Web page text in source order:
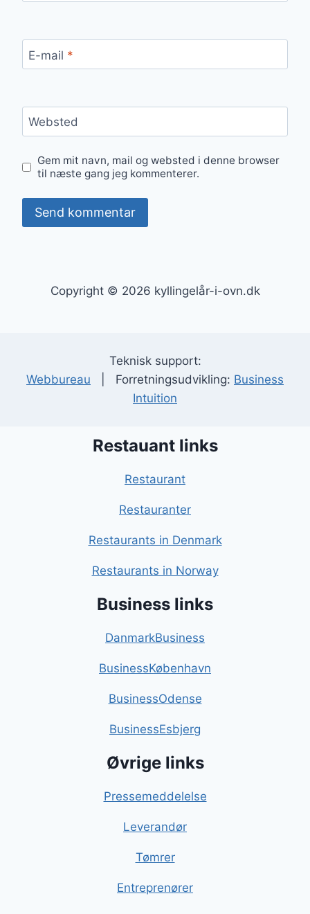
E-mail *
Websted
Gem mit navn, mail og websted i denne browser
til næste gang jeg kommenterer.
Copyright © 2026 kyllingelår-i-ovn.dk
Teknisk support:
Webbureau | Forretningsudvikling: Business
Intuition
Restauant links
Restaurant
Restauranter
Restaurants in Denmark
Restaurants in Norway
Business links
DanmarkBusiness
BusinessKøbenhavn
BusinessOdense
BusinessEsbjerg
Øvrige links
Pressemeddelelse
Leverandør
Tømrer
Entreprenører